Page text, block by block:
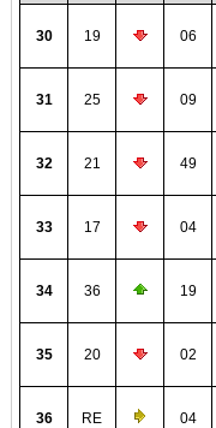
30 19 06
31 25 09
32 21 49
33 17 04
34 36 19
35 20 02
36 RE 04